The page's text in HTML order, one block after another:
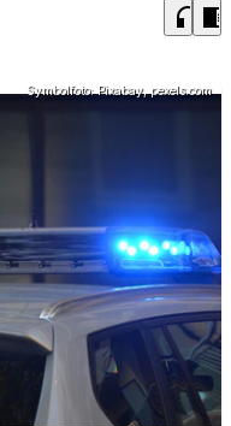
headphones chrome_reader_mode
Symbolfoto: Pixabay, pexels.com